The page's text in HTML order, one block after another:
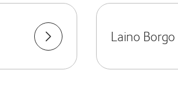
Laino Borgo